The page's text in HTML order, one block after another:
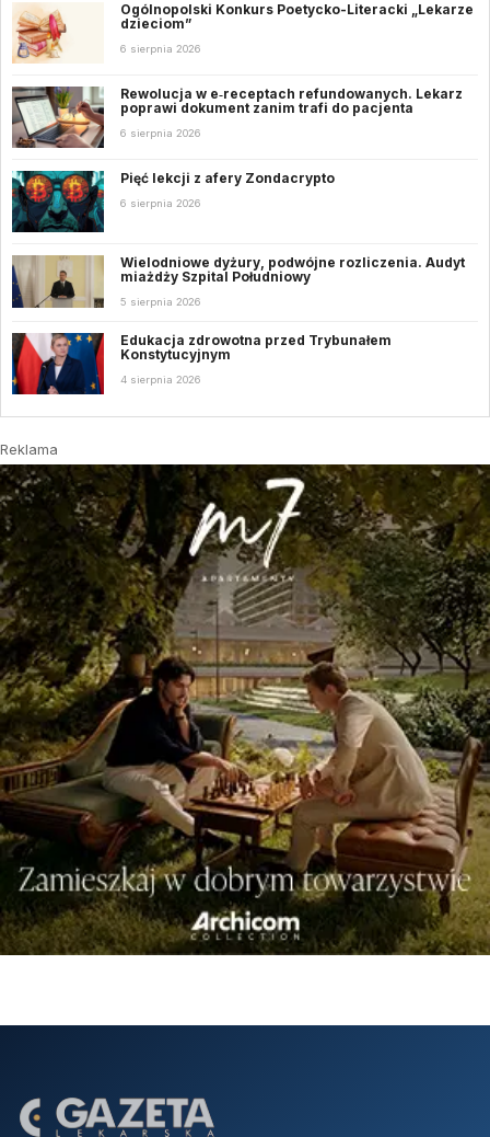
Ogólnopolski Konkurs Poetycko-Literacki „Lekarze
dzieciom”
6 sierpnia 2026
Rewolucja w e‑receptach refundowanych. Lekarz
poprawi dokument zanim trafi do pacjenta
6 sierpnia 2026
Pięć lekcji z afery Zondacrypto
6 sierpnia 2026
Wielodniowe dyżury, podwójne rozliczenia. Audyt
miażdży Szpital Południowy
5 sierpnia 2026
Edukacja zdrowotna przed Trybunałem
Konstytucyjnym
4 sierpnia 2026
Reklama